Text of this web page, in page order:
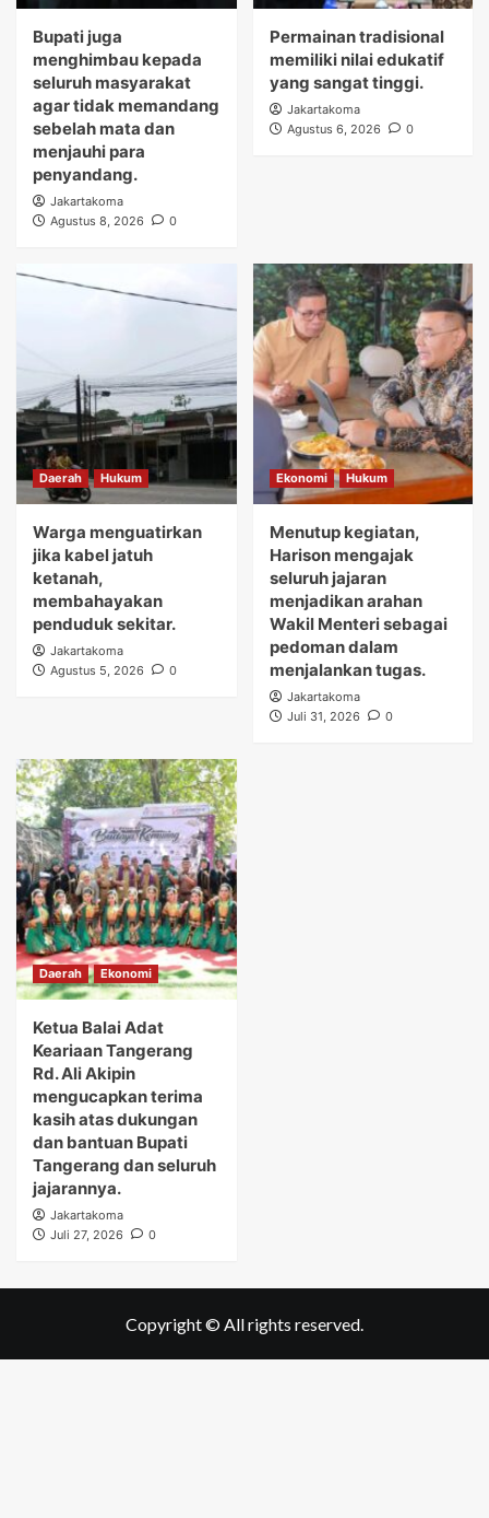
Bupati juga
menghimbau kepada
seluruh masyarakat
agar tidak memandang
sebelah mata dan
menjauhi para
penyandang.
Jakartakoma
Agustus 8, 2026
0
Permainan tradisional
memiliki nilai edukatif
yang sangat tinggi.
Jakartakoma
Agustus 6, 2026
0
Daerah Hukum
Warga menguatirkan
jika kabel jatuh
ketanah,
membahayakan
penduduk sekitar.
Jakartakoma
Agustus 5, 2026
0
Ekonomi Hukum
Menutup kegiatan,
Harison mengajak
seluruh jajaran
menjadikan arahan
Wakil Menteri sebagai
pedoman dalam
menjalankan tugas.
Jakartakoma
Juli 31, 2026
0
Daerah Ekonomi
Ketua Balai Adat
Keariaan Tangerang
Rd. Ali Akipin
mengucapkan terima
kasih atas dukungan
dan bantuan Bupati
Tangerang dan seluruh
jajarannya.
Jakartakoma
Juli 27, 2026
0
Copyright © All rights reserved.